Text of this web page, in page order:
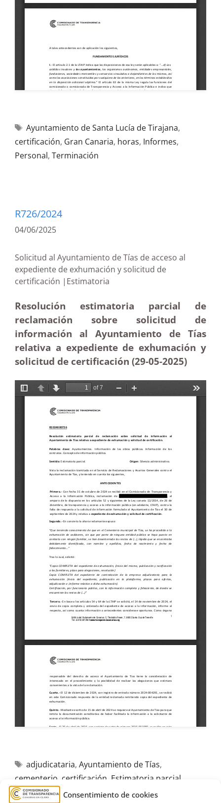
Consentimiento de cookies
Ayuntamiento de Santa Lucía de Tirajana,
certificación, Gran Canaria, horas, Informes,
Personal, Terminación
R726/2024
04/06/2025
Solicitud al Ayuntamiento de Tías de acceso al
expediente de exhumación y solicitud de
certificación |Estimatoria
Resolución estimatoria parcial de
reclamación sobre solicitud de
información al Ayuntamiento de Tías
relativa a expediente de exhumación y
solicitud de certificación (29-05-2025)
adjudicataria, Ayuntamiento de Tías,
cementerio certificación Estimatoria parcial
exhumación ,expediente,Lanzarote